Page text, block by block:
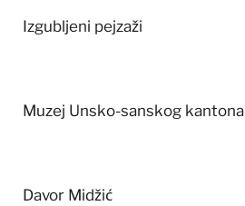
Izgubljeni pejzaži
Muzej Unsko-sanskog kantona
Davor Midžić